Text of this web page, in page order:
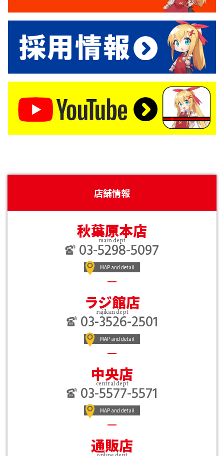
店舗情報
秋葉原本店
main dept
03-5298-5097
MAP and detail
ラジ館店
rajikan dept
03-3526-2501
MAP and detail
中央店
central dept
03-5577-5571
MAP and detail
通販店